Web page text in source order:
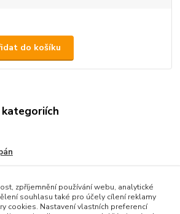
do košíku
zpříjemnění používání webu, analytické
souhlasu také pro účely cílení reklamy
cookies. Nastavení vlastních preferencí